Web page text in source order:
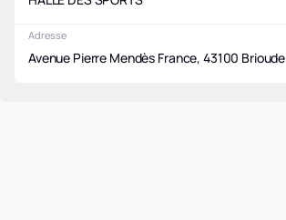
Adresse
Avenue Pierre Mendès France, 43100 Brioude